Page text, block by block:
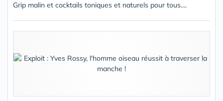
Grip malin et cocktails toniques et naturels pour tous....